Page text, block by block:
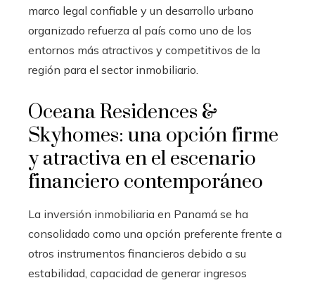
marco legal confiable y un desarrollo urbano
organizado refuerza al país como uno de los
entornos más atractivos y competitivos de la
región para el sector inmobiliario.
Oceana Residences &
Skyhomes: una opción firme
y atractiva en el escenario
financiero contemporáneo
La inversión inmobiliaria en Panamá se ha
consolidado como una opción preferente frente a
otros instrumentos financieros debido a su
estabilidad, capacidad de generar ingresos